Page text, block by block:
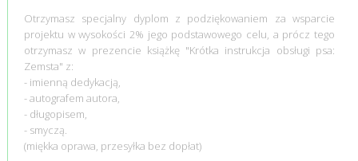
Otrzymasz specjalny dyplom z podziękowaniem za wsparcie
projektu w wysokości 2% jego podstawowego celu, a prócz tego
otrzymasz w prezencie książkę "Krótka instrukcja obsługi psa:
Zemsta" z:
- imienną dedykacją,
- autografem autora,
- długopisem,
- smyczą.
(miękka oprawa, przesyłka bez dopłat)